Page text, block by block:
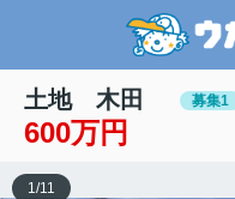
土地 木田 募集1
600万円
1/11